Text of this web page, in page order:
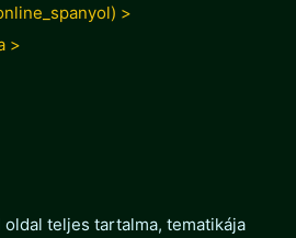
>
>
teljes tartalma, tematikája